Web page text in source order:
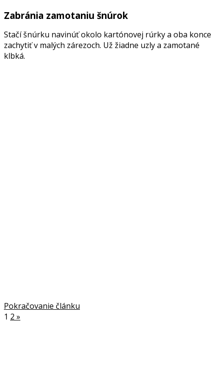
Zabránia zamotaniu šnúrok
Stačí šnúrku navinúť okolo kartónovej rúrky a oba konce
zachytiť v malých zárezoch. Už žiadne uzly a zamotané
klbká.
Pokračovanie článku
1 2 »